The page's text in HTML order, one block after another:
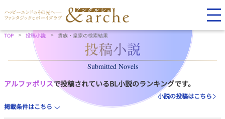
TOP 投稿小説 貴族・皇家の検索結果
Submitted Novels
アルファポリスで投稿されているBL小説のランキングです。
小説の投稿はこちら
掲載条件はこちら